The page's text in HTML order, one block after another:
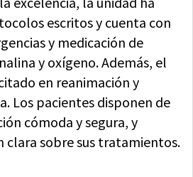
escritos y cuenta con
y medicación de
y oxígeno. Además, el
en reanimación y
Los pacientes disponen de
cómoda y segura, y
clara sobre sus tratamientos.